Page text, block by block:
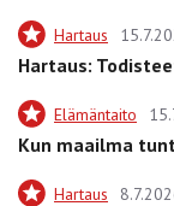
Hartaus
Hartaus:
Elämäntaito
Kun maailma
Hartaus